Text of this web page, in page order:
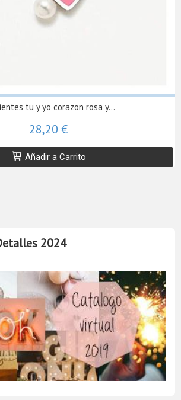
2024
tu y yo corazon rosa y...
28,20 €
Añadir a Carrito